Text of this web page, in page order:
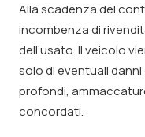
Alla scadenza del
incombenza di
dell’usato. Il veicolo
solo di eventuali
profondi,
concordati.